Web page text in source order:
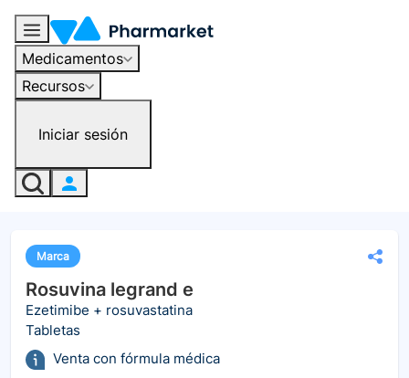
Medicamentos
Recursos
Iniciar sesión
Marca
Rosuvina legrand e
Ezetimibe + rosuvastatina
Tabletas
Venta con fórmula médica